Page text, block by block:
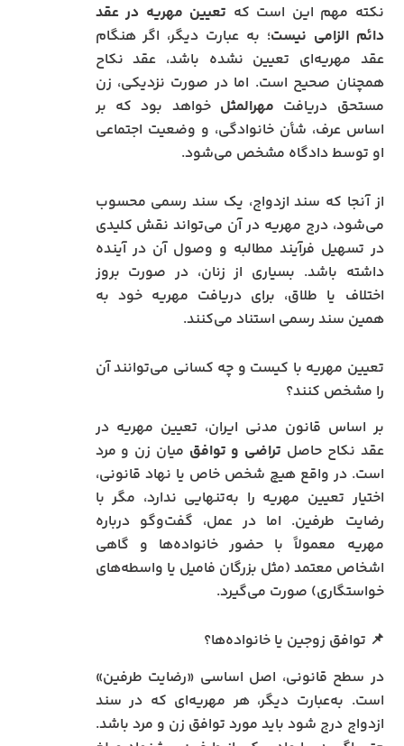
نکته مهم این است که تعیین مهریه در عقد
دائم الزامی نیست؛ به عبارت دیگر، اگر هنگام
عقد مهریه‌ای تعیین نشده باشد، عقد نکاح
همچنان صحیح است. اما در صورت نزدیکی، زن
مستحق دریافت مهرالمثل خواهد بود که بر
اساس عرف، شأن خانوادگی، و وضعیت اجتماعی
او توسط دادگاه مشخص می‌شود.
از آنجا که سند ازدواج، یک سند رسمی محسوب
می‌شود، درج مهریه در آن می‌تواند نقش کلیدی
در تسهیل فرآیند مطالبه و وصول آن در آینده
داشته باشد. بسیاری از زنان، در صورت بروز
اختلاف یا طلاق، برای دریافت مهریه خود به
همین سند رسمی استناد می‌کنند.
تعیین مهریه با کیست و چه کسانی می‌توانند آن
را مشخص کنند؟
بر اساس قانون مدنی ایران، تعیین مهریه در
عقد نکاح حاصل تراضی و توافق میان زن و مرد
است. در واقع هیچ شخص خاص یا نهاد قانونی،
اختیار تعیین مهریه را به‌تنهایی ندارد، مگر با
رضایت طرفین. اما در عمل، گفت‌وگو درباره
مهریه معمولاً با حضور خانواده‌ها و گاهی
اشخاص معتمد (مثل بزرگان فامیل یا واسطه‌های
خواستگاری) صورت می‌گیرد.
📌 توافق زوجین یا خانواده‌ها؟
در سطح قانونی، اصل اساسی «رضایت طرفین»
است. به‌عبارت دیگر، هر مهریه‌ای که در سند
ازدواج درج شود باید مورد توافق زن و مرد باشد.